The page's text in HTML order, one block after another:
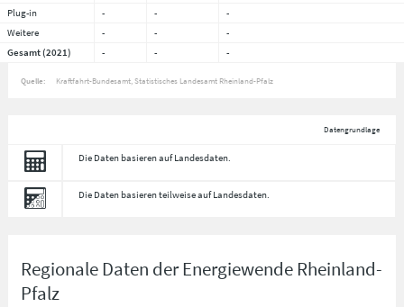
Plug-in
- -
-
Weitere
- -
-
Gesamt (2021)
- - -
Quelle: Kraftfahrt-Bundesamt, Statistisches Landesamt Rheinland-Pfalz
Datengrundlage
Die Daten basieren auf Landesdaten.
Die Daten basieren teilweise auf Landesdaten.
Regionale Daten der Energiewende Rheinland-
Pfalz